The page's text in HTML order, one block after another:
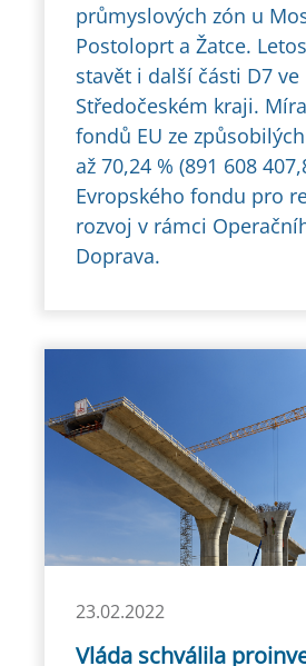
průmyslových zón u
Postoloprt a Žatce.
stavět i další části D7 ve
Středočeském kraji.
fondů EU ze
až 70,24 % (891 608
Evropského fondu pro
rozvoj v rámci
Doprava.
23.02.2022
Vláda schválila